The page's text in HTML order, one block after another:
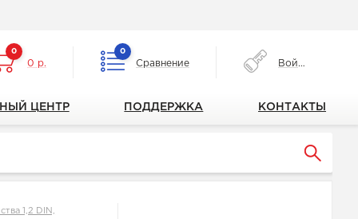
0
0 р.
0
Сравнение Войти
ЦЕНТР ПОДДЕРЖКА КОНТАКТЫ
1,2 DIN,